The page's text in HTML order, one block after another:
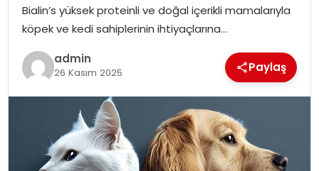
Bialin’s yüksek proteinli ve doğal içerikli mamalarıyla
köpek ve kedi sahiplerinin ihtiyaçlarına…
admin
26 Kasım 2025 Paylaş